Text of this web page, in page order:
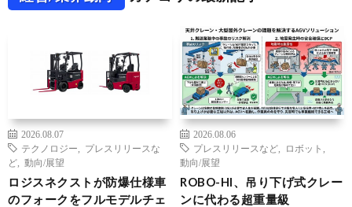
2026.08.07
テクノロジー
プレスリリースな
ど
動向/展望
ロジスネクストが防爆仕様車
のフォークをフルモデルチェ
2026.08.06
プレスリリースなど
ロボット
動向/展望
ROBO-HI、吊り下げ式クレー
ンに代わる超重量級